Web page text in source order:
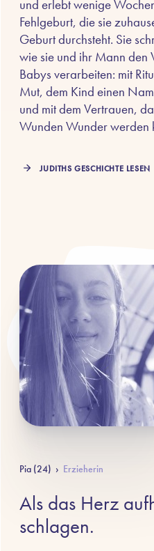
und erlebt wenige
Fehlgeburt, die sie
Geburt durchsteht. Sie
wie sie und ihr Mann den
Babys verarbeiten: mit
Mut, dem Kind einen
und mit dem Vertrauen,
Wunden Wunder werden
JUDITHS GESCHICHTE LESEN
Pia (24) › Erzieherin
Als das Herz
schlagen.